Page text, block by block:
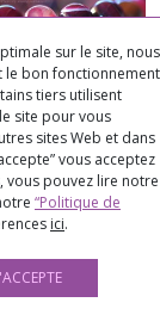
bracelet perles 8
mm
POUR ELLE &
€82
sur le site, nous
le bon fonctionnement
tiers utilisent
site pour vous
sites Web et dans
vous acceptez
vous pouvez lire notre
“Politique de
ici.